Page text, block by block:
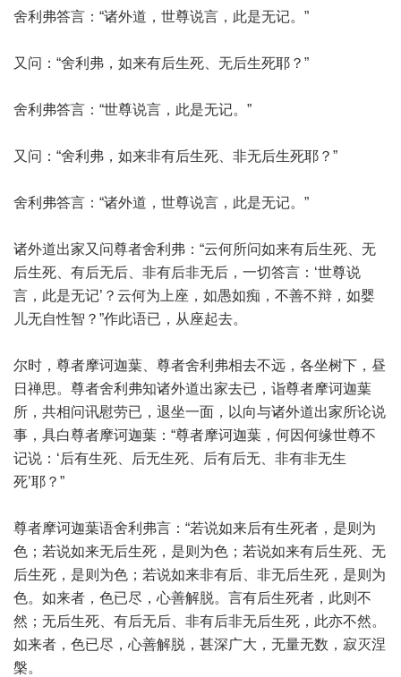
舍利弗答言：“诸外道，世尊说言，此是无记。”
又问：“舍利弗，如来有后生死、无后生死耶？”
舍利弗答言：“世尊说言，此是无记。”
又问：“舍利弗，如来非有后生死、非无后生死耶？”
舍利弗答言：“诸外道，世尊说言，此是无记。”
诸外道出家又问尊者舍利弗：“云何所问如来有后生死、无
后生死、有后无后、非有后非无后，一切答言：‘世尊说
言，此是无记’？云何为上座，如愚如痴，不善不辩，如婴
儿无自性智？”作此语已，从座起去。
尔时，尊者摩诃迦葉、尊者舍利弗相去不远，各坐树下，昼
日禅思。尊者舍利弗知诸外道出家去已，诣尊者摩诃迦葉
所，共相问讯慰劳已，退坐一面，以向与诸外道出家所论说
事，具白尊者摩诃迦葉：“尊者摩诃迦葉，何因何缘世尊不
记说：‘后有生死、后无生死、后有后无、非有非无生
死’耶？”
尊者摩诃迦葉语舍利弗言：“若说如来后有生死者，是则为
色；若说如来无后生死，是则为色；若说如来有后生死、无
后生死，是则为色；若说如来非有后、非无后生死，是则为
色。如来者，色已尽，心善解脱。言有后生死者，此则不
然；无后生死、有后无后、非有后非无后生死，此亦不然。
如来者，色已尽，心善解脱，甚深广大，无量无数，寂灭涅
槃。